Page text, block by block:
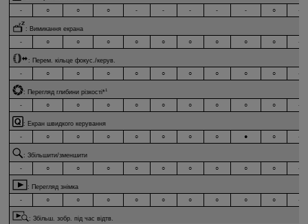
-
○ ○ ○ - - - - - ○ -
: Вимикання екрана
-
○ ○ ○ ○ ○ ○ ○ ○ ○ -
: Перем. кільце фокус./керув.
-
○ ○ ○ ○ ○ ○ ○ ○ ○ -
: Перегляд глибини різкості*1
- ○ ○ ○ ○ ○ ○ ○ ○ ○ -
: Екран швидкого керування
-
○ ○ ○ ○ ○ ○ ○ ● ○ -
:Збільшити/зменшити
-
○ ○ ○ ○ ○ ○ ○ ○ ○ -
: Перегляд знімка
-
○ ○ ○ ○ ○ ○ ○ ○ ○ -
:Збільш. зобр. під час відтв.